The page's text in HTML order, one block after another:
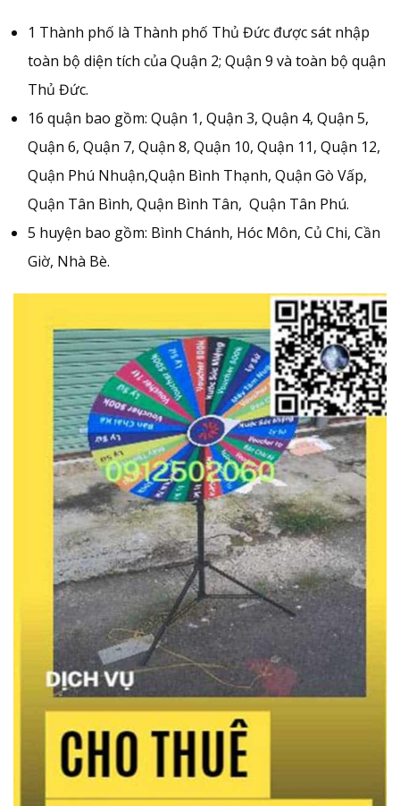
1 Thành phố là Thành phố Thủ Đức được sát nhập
toàn bộ diện tích của Quận 2; Quận 9 và toàn bộ quận
Thủ Đức.
16 quận bao gồm: Quận 1, Quận 3, Quận 4, Quận 5,
Quận 6, Quận 7, Quận 8, Quận 10, Quận 11, Quận 12,
Quận Phú Nhuận,Quận Bình Thạnh, Quận Gò Vấp,
Quận Tân Bình, Quận Bình Tân, Quận Tân Phú.
5 huyện bao gồm: Bình Chánh, Hóc Môn, Củ Chi, Cần
Giờ, Nhà Bè.